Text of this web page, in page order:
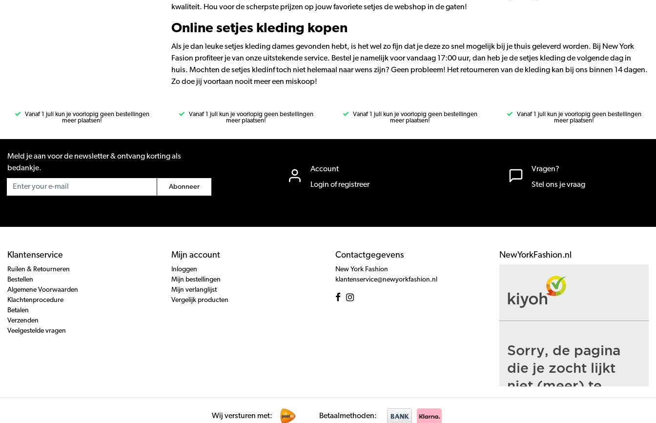
kwaliteit. Hou voor de scherpste prijzen op jouw favoriete setjes de webshop in de gaten!
Online setjes kleding kopen
Als je dan leuke setjes kleding dames gevonden hebt, is het wel zo fijn dat je deze zo snel mogelijk bij je thuis geleverd worden. Bij New York
Fasion profiteer je van onze uitstekende service. Bestel je namelijk voor vandaag 17:00 uur, dan heb je de setjes kleding de volgende dag in
huis. Mochten de setjes kledinf toch niet helemaal naar wens zijn? Geen probleem! Het retourneren van de kleding kan bij ons binnen 14 dagen.
Zo doe jij voortaan nooit meer een miskoop!
Vanaf 1 juli kun je voorlopig geen bestellingen
meer plaatsen!
Vanaf 1 juli kun je voorlopig geen bestellingen
meer plaatsen!
Vanaf 1 juli kun je voorlopig geen bestellingen
meer plaatsen!
Vanaf 1 juli kun je voorlopig geen bestellingen
meer plaatsen!
Meld je aan voor de newsletter & ontvang korting als
bedankje.
Abonneer
Account
Login of registreer
Vragen?
Stel ons je vraag
Klantenservice
Ruilen & Retourneren
Bestellen
Algemene Voorwaarden
Klachtenprocedure
Betalen
Verzenden
Veelgestelde vragen
Mijn account
Inloggen
Mijn bestellingen
Mijn verlanglijst
Vergelijk producten
Contactgegevens
New York Fashion
klantenservice@newyorkfashion.nl
NewYorkFashion.nl
Wij versturen met: Betaalmethoden: